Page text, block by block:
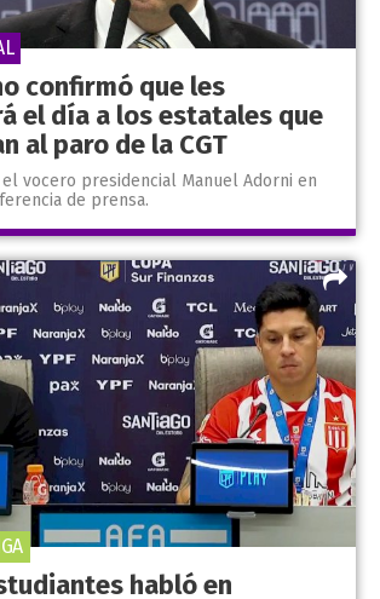
confirmó que les
el día a los estatales que
al paro de la CGT
vocero presidencial Manuel Adorni en
de prensa.
habló en